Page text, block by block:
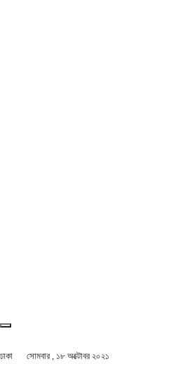
ঢাকা সোমবার , ১৮ অক্টোবর ২০২১